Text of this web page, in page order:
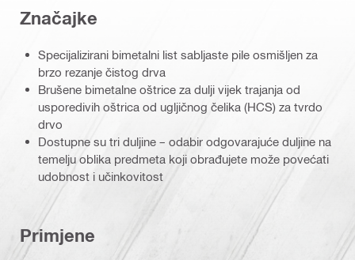
Značajke
Specijalizirani bimetalni list sabljaste pile osmišljen za
brzo rezanje čistog drva
Brušene bimetalne oštrice za dulji vijek trajanja od
usporedivih oštrica od ugljičnog čelika (HCS) za tvrdo
drvo
Dostupne su tri duljine – odabir odgovarajuće duljine na
temelju oblika predmeta koji obrađujete može povećati
udobnost i učinkovitost
Primjene